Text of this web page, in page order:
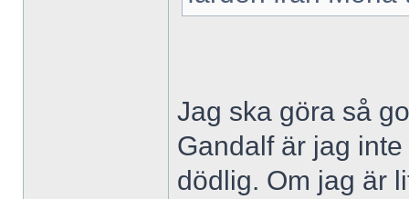
Jag ska göra så
Gandalf är jag
dödlig. Om jag är